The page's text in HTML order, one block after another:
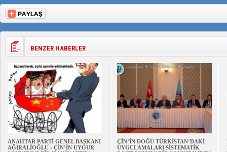
BENZER HABERLER
ANAHTAR PARTİ GENEL BAŞKANI
AĞIRALİOĞLU : ÇİN’İN UYGUR
ÇİN’İN DOĞU TÜRKİSTAN’DAKİ
UYGULAMALARI SİSTEMATİK